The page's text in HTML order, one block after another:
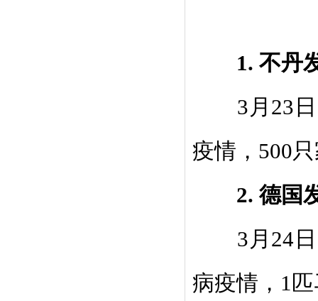
1. 不丹
3 月 23
疫情， 500
2.德国
3 月 24
病疫情， 1